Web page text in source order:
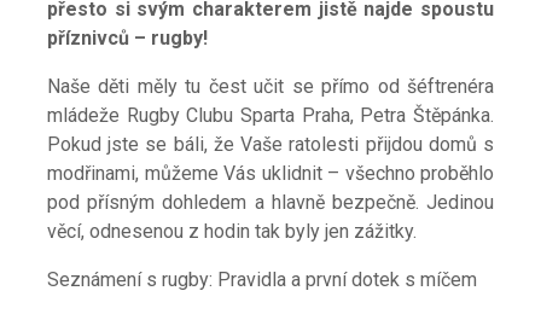
přesto si svým charakterem jistě najde spoustu
příznivců – rugby!
Naše děti měly tu čest učit se přímo od šéftrenéra
mládeže Rugby Clubu Sparta Praha, Petra Štěpánka.
Pokud jste se báli, že Vaše ratolesti přijdou domů s
modřinami, můžeme Vás uklidnit – všechno proběhlo
pod přísným dohledem a hlavně bezpečně. Jedinou
věcí, odnesenou z hodin tak byly jen zážitky.
Seznámení s rugby: Pravidla a první dotek s míčem